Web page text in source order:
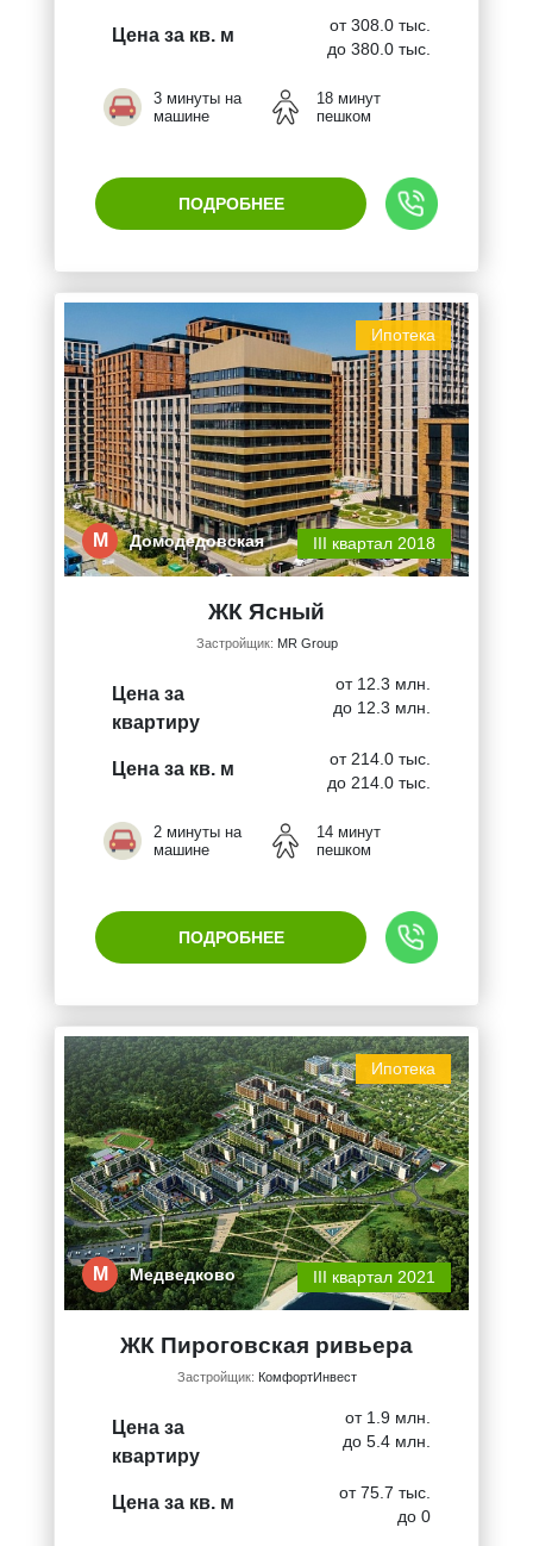
Цена за кв. м
от 308.0 тыс.
до 380.0 тыс.
3 минуты на
машине
18 минут
пешком
ПОДРОБНЕЕ
Ипотека
М Домодедовская III квартал 2018
ЖК Ясный
Застройщик: MR Group
Цена за
квартиру
от 12.3 млн.
до 12.3 млн.
Цена за кв. м
от 214.0 тыс.
до 214.0 тыс.
2 минуты на
машине
14 минут
пешком
ПОДРОБНЕЕ
Ипотека
М Медведково III квартал 2021
ЖК Пироговская ривьера
Застройщик: КомфортИнвест
Цена за
квартиру
от 1.9 млн.
до 5.4 млн.
Цена за кв. м
от 75.7 тыс.
до 0